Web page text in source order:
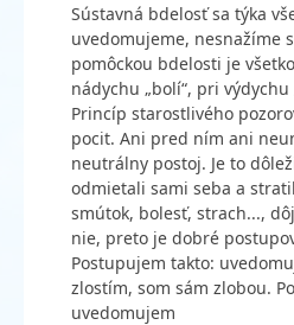
Sústavná bdelosť sa týka
uvedomujeme, nesnažíme
pomôckou bdelosti je
nádychu „bolí“, pri
Princíp starostlivého
pocit. Ani pred ním ani
neutrálny postoj. Je to
odmietali sami seba a
smútok, bolesť, strach...,
nie, preto je dobré
Postupujem takto: u
zlostím, som sám zlobou.
uvedomujem